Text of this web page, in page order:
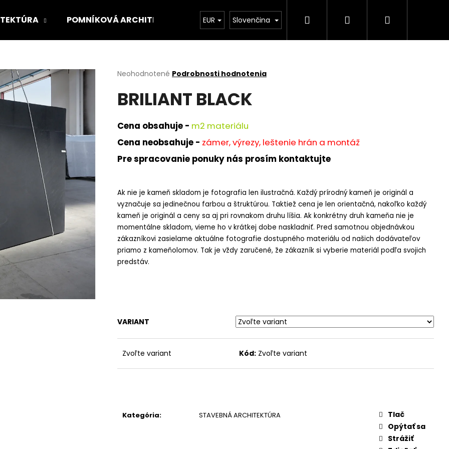
POMNÍKOVÁ ARCHITEKTÚRA O NÁS Kamenárstvo STONESTORE – Cenník
EUR Slovenčina Hľadať PrihlásenieNákupný
Priemerné
produktu
je
z
5
hviezdičiek.
Neohodnotené Podrobnosti hodnotenia
BRILIANT BLACK
Cena obsahuje - m2 materiálu
Cena neobsahuje - zámer, výrezy, leštenie hrán a montáž
Pre spracovanie ponuky nás prosím kontaktujte
Ak nie je kameň skladom je fotografia len ilustračná. Každý prírodný kameň je originál a
vyznačuje sa jedinečnou farbou a štruktúrou. Taktiež cena je len orientačná, nakoľko každý
kameň je originál a ceny sa aj pri rovnakom druhu líšia. Ak konkrétny druh kameňa nie je
momentálne skladom, vieme ho v krátkej dobe naskladniť. Pred samotnou objednávkou
zákazníkovi zasielame aktuálne fotografie dostupného materiálu od našich dodávateľov
priamo z kameňolomov. Tak je vždy zaručené, že zákazník si vyberie materiál podľa svojich
predstáv.
VARIANT
Zvoľte variant Kód: Zvoľte variant
Kategória: STAVEBNÁ ARCHITEKTÚRA
Tlač
Opýtať sa
Strážiť
HĽADAŤ
Odporúčame